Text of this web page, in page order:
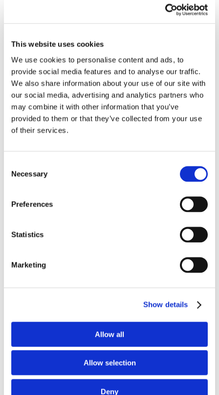
This website uses cookies
We use cookies to personalise content and ads, to
provide social media features and to analyse our traffic.
We also share information about your use of our site with
our social media, advertising and analytics partners who
may combine it with other information that you’ve
provided to them or that they’ve collected from your use
of their services.
Selection
Necessary
Preferences
Statistics
Marketing
Show details
Allow all
Allow selection
Deny
Obbligazioni solidali passive:
rapporti tra surrogazione legale e
regresso
La sentenza n. 16835 del 29 maggio 2026 della
nell'ambito delle obbligazioni solidali passive: il
rapporto tra l'azione di [...]
CONDIVIDI SUI SOCIAL